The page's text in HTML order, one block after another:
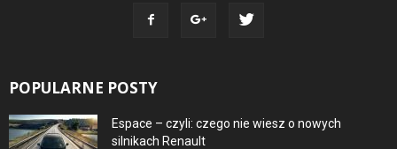
POPULARNE POSTY
Espace – czyli: czego nie wiesz o nowych
silnikach Renault